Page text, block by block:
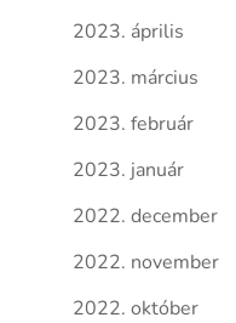
2023. április
2023. március
2023. február
2023. január
2022. december
2022. november
2022. október